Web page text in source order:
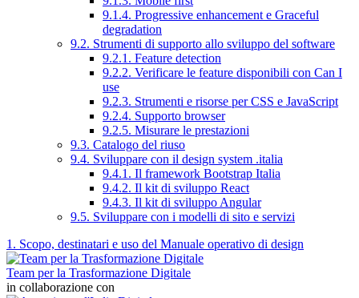
9.1.4. Progressive enhancement e Graceful
degradation
9.2. Strumenti di supporto allo sviluppo del software
9.2.1. Feature detection
9.2.2. Verificare le feature disponibili con Can I
use
9.2.3. Strumenti e risorse per CSS e JavaScript
9.2.4. Supporto browser
9.2.5. Misurare le prestazioni
9.3. Catalogo del riuso
9.4. Sviluppare con il design system .italia
9.4.1. Il framework Bootstrap Italia
9.4.2. Il kit di sviluppo React
9.4.3. Il kit di sviluppo Angular
9.5. Sviluppare con i modelli di sito e servizi
1. Scopo, destinatari e uso del Manuale operativo di design
Team per la Trasformazione Digitale
in collaborazione con